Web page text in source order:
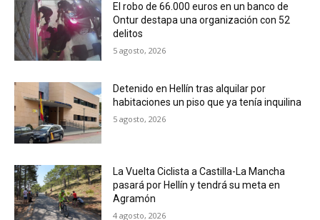
El robo de 66.000 euros en un banco de
Ontur destapa una organización con 52
delitos
5 agosto, 2026
Detenido en Hellín tras alquilar por
habitaciones un piso que ya tenía inquilina
5 agosto, 2026
La Vuelta Ciclista a Castilla-La Mancha
pasará por Hellín y tendrá su meta en
Agramón
4 agosto, 2026